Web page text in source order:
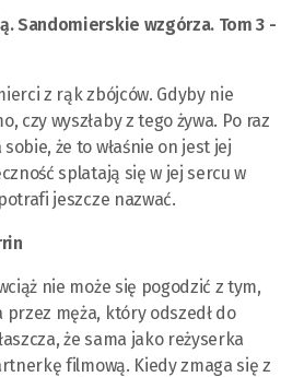
Sandomierskie wzgórza. Tom 3 -
z rąk zbójców. Gdyby nie
czy wyszłaby z tego żywa. Po raz
że to właśnie on jest jej
splatają się w jej sercu w
jeszcze nazwać.
nie może się pogodzić z tym,
przez męża, który odszedł do
że sama jako reżyserka
filmową. Kiedy zmaga się z